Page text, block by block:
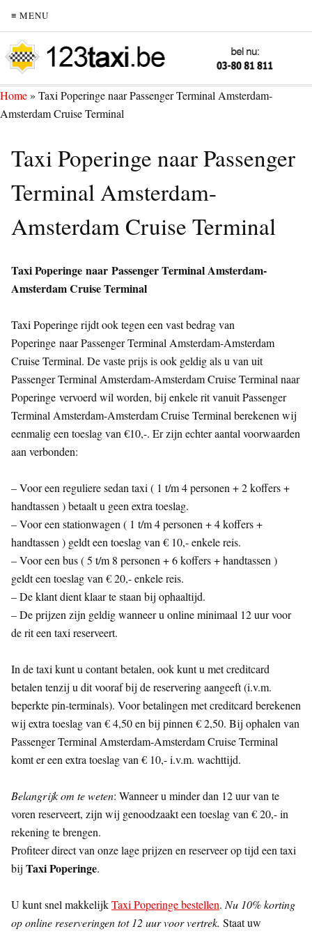
≡ MENU
Home» Taxi Poperinge naar Passenger Terminal Amsterdam-
Amsterdam Cruise Terminal
Taxi Poperinge naar Passenger
Terminal Amsterdam-
Amsterdam Cruise Terminal
Taxi Poperinge naar Passenger Terminal Amsterdam-
Amsterdam Cruise Terminal
Taxi Poperinge rijdt ook tegen een vast bedrag van
Poperinge naar Passenger Terminal Amsterdam-Amsterdam
Cruise Terminal. De vaste prijs is ook geldig als u van uit
Passenger Terminal Amsterdam-Amsterdam Cruise Terminal naar
Poperinge vervoerd wil worden, bij enkele rit vanuit Passenger
Terminal Amsterdam-Amsterdam Cruise Terminal berekenen wij
eenmalig een toeslag van €10,-. Er zijn echter aantal voorwaarden
aan verbonden:
– Voor een reguliere sedan taxi ( 1 t/m 4 personen + 2 koffers +
handtassen ) betaalt u geen extra toeslag.
– Voor een stationwagen ( 1 t/m 4 personen + 4 koffers +
handtassen ) geldt een toeslag van € 10,- enkele reis.
– Voor een bus ( 5 t/m 8 personen + 6 koffers + handtassen )
geldt een toeslag van € 20,- enkele reis.
– De klant dient klaar te staan bij ophaaltijd.
– De prijzen zijn geldig wanneer u online minimaal 12 uur voor
de rit een taxi reserveert.
In de taxi kunt u contant betalen, ook kunt u met creditcard
betalen tenzij u dit vooraf bij de reservering aangeeft (i.v.m.
beperkte pin-terminals). Voor betalingen met creditcard berekenen
wij extra toeslag van € 4,50 en bij pinnen € 2,50. Bij ophalen van
Passenger Terminal Amsterdam-Amsterdam Cruise Terminal
komt er een extra toeslag van € 10,- i.v.m. wachttijd.
Belangrijk om te weten: Wanneer u minder dan 12 uur van te
voren reserveert, zijn wij genoodzaakt een toeslag van € 20,- in
rekening te brengen.
Profiteer direct van onze lage prijzen en reserveer op tijd een taxi
bij Taxi Poperinge.
U kunt snel makkelijkTaxi Poperinge bestellen. Nu 10% korting
op online reserveringen tot 12 uur voor vertrek. Staat uw